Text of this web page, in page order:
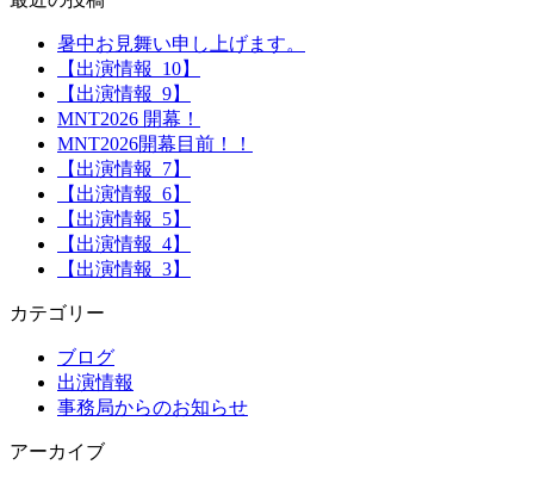
暑中お見舞い申し上げます。
【出演情報_10】
【出演情報_9】
MNT2026 開幕！
MNT2026開幕目前！！
【出演情報_7】
【出演情報_6】
【出演情報_5】
【出演情報_4】
【出演情報_3】
カテゴリー
ブログ
出演情報
事務局からのお知らせ
アーカイブ